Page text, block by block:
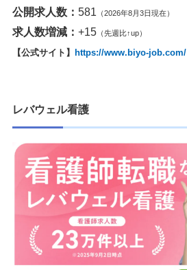
公開求人数： 581 （2026年8月3日現在）
求人数増減： +15 （先週比↑up）
【公式サイト】 https://www.biyo-job.com/
レバウェル看護